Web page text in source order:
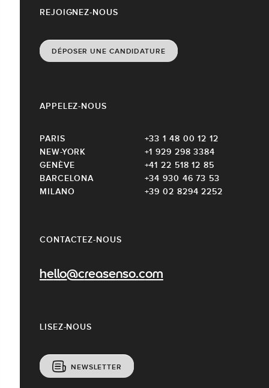
CONTACTEZ-NOUS
hello@creasenso.com
REJOIGNEZ-NOUS
DÉPOSER UNE CANDIDATURE
LISEZ-NOUS
NEWSLETTER
APPELEZ-NOUS
PARIS
+33 1 48 00 12 12
NEW-YORK
+1 929 298 3384
GENÈVE
+41 22 518 12 85
BARCELONA
+34 930 46 73 53
MILANO
+39 02 8294 2252